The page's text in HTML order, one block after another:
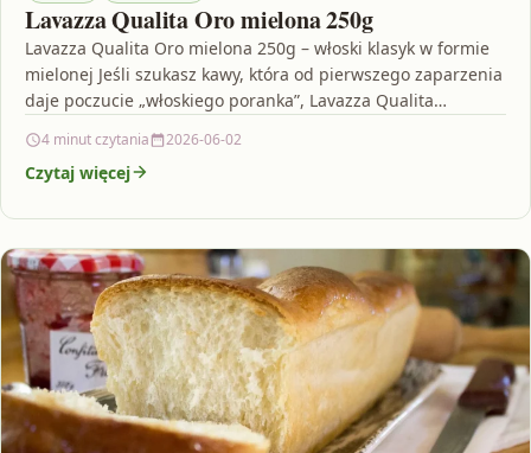
Lavazza Qualita Oro mielona 250g
Lavazza Qualita Oro mielona 250g – włoski klasyk w formie
mielonej Jeśli szukasz kawy, która od pierwszego zaparzenia
daje poczucie „włoskiego poranka”, Lavazza Qualita…
4 minut czytania 2026-06-02
Czytaj więcej